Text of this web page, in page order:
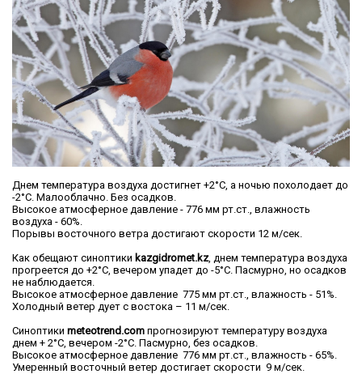
Днем температура воздуха достигнет +2°С, а ночью похолодает до
-2°С. Малооблачно. Без осадков.
Высокое атмосферное давление - 776 мм рт.ст., влажность
воздуха - 60%.
Порывы восточного ветра достигают скорости 12 м/сек.
Как обещают синоптики kazgidromet.kz, днем температура воздуха
прогреется до +2°С, вечером упадет до -5°С. Пасмурно, но осадков
не наблюдается.
Высокое атмосферное давление 775 мм рт.ст., влажность - 51%.
Холодный ветер дует с востока – 11 м/сек.
Синоптики meteotrend.com прогнозируют температуру воздуха
днем + 2°С, вечером -2°С. Пасмурно, без осадков.
Высокое атмосферное давление 776 мм рт.ст., влажность - 65%.
Умеренный восточный ветер достигает скорости 9 м/сек.